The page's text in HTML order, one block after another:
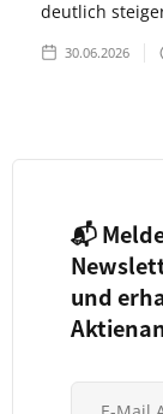
deutlich
30.06.2026
📬
und